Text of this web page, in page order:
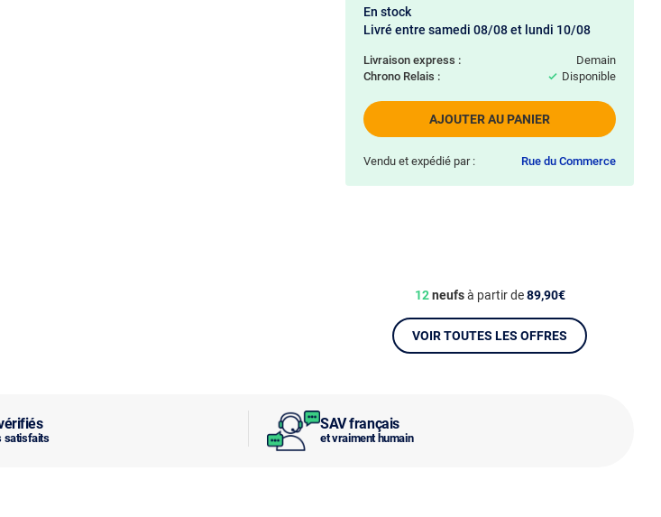
satisfaits
SAV français
et vraiment humain
AJOUTER AU PANIER
En stock
Livraison express :
demain
Chrono Relais :
Disponible
Livré entre samedi 08/08 et lundi 10/08
Vendu et expédié par : Rue du Commerce
12neufsà partir de89,90€
VOIR TOUTES LES OFFRES